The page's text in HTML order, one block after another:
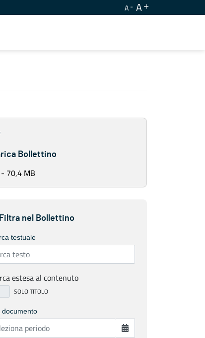
A A
Bollettino
- 70,4 MB
Filtra nel Bollettino
testuale
estesa al contenuto
documento